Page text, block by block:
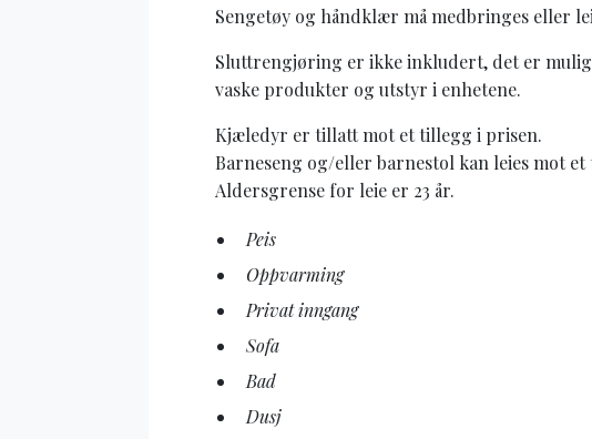
Sengetøy og håndklær må medbringes eller
Sluttrengjøring er ikke inkludert, det er mulig
vaske produkter og utstyr i enhetene.
Kjæledyr er tillatt mot et tillegg i prisen.
Barneseng og/eller barnestol kan leies mot
Aldersgrense for leie er 23 år.
Peis
Oppvarming
Privat inngang
Sofa
Bad
Dusj